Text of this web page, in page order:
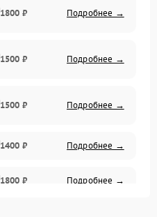
1800 ₽ Подробнее →
1500 ₽ Подробнее →
1500 ₽ Подробнее →
1400 ₽ Подробнее →
1800 ₽ Подробнее →